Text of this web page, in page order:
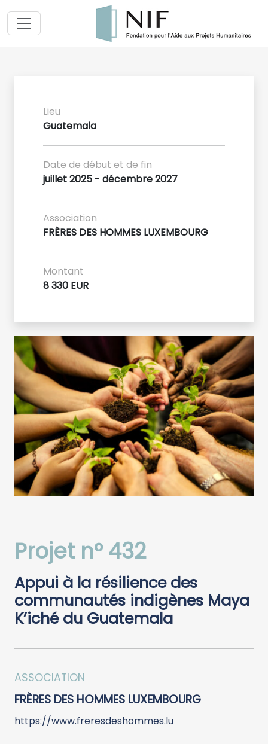
Lieu
Guatemala
Date de début et de fin
juillet 2025 - décembre 2027
Association
FRÈRES DES HOMMES LUXEMBOURG
Montant
8 330 EUR
Projet n° 432
Appui à la résilience des
communautés indigènes Maya
K’iché du Guatemala
ASSOCIATION
FRÈRES DES HOMMES LUXEMBOURG
https://www.freresdeshommes.lu